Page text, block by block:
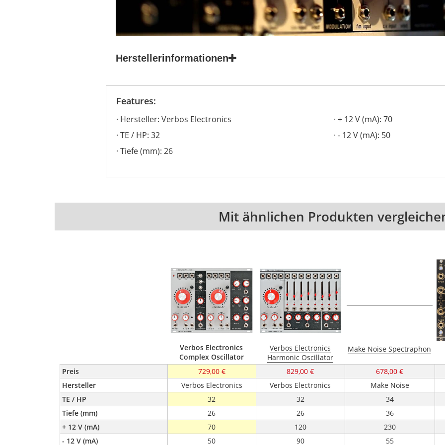
Herstellerinformationen
Features:
Hersteller: Verbos Electronics
TE / HP: 32
Tiefe (mm): 26
+ 12 V (mA): 70
- 12 V (mA): 50
Mit ähnlichen Produkten
Verbos Electronics
Complex Oscillator
Verbos Electronics
Harmonic Oscillator
Make Noise Spectraphon
Preis 729,00 € 829,00 €
678,00 €
Hersteller
Verbos Electronics Verbos Electronics
Make Noise
TE / HP
32 32
34
Tiefe (mm)
26 26
36
+ 12 V (mA)
70 120
230
- 12 V (mA)
50 90 55